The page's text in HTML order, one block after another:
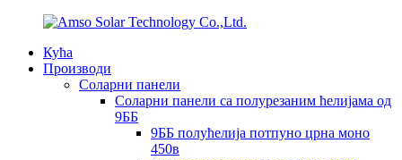
Кућа
Производи
Соларни панели
Соларни панели са полурезаним ћелијама од
9ББ
9ББ полућелија потпуно црна моно
450в